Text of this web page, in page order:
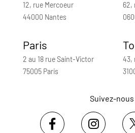
12, rue Mercoeur
44000 Nantes
62,
Paris
2 au 18 rue Saint-Victor
75005 Paris
43,
Suivez-nous